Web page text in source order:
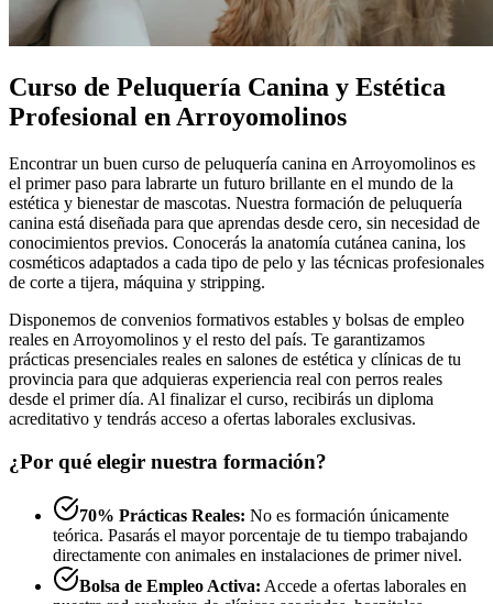
Curso de Peluquería Canina y Estética
Profesional en Arroyomolinos
Encontrar un buen curso de peluquería canina en Arroyomolinos es
el primer paso para labrarte un futuro brillante en el mundo de la
estética y bienestar de mascotas. Nuestra formación de peluquería
canina está diseñada para que aprendas desde cero, sin necesidad de
conocimientos previos. Conocerás la anatomía cutánea canina, los
cosméticos adaptados a cada tipo de pelo y las técnicas profesionales
de corte a tijera, máquina y stripping.
Disponemos de convenios formativos estables y bolsas de empleo
reales en Arroyomolinos y el resto del país. Te garantizamos
prácticas presenciales reales en salones de estética y clínicas de tu
provincia para que adquieras experiencia real con perros reales
desde el primer día. Al finalizar el curso, recibirás un diploma
acreditativo y tendrás acceso a ofertas laborales exclusivas.
¿Por qué elegir nuestra formación?
70% Prácticas Reales: No es formación únicamente
teórica. Pasarás el mayor porcentaje de tu tiempo trabajando
directamente con animales en instalaciones de primer nivel.
Bolsa de Empleo Activa: Accede a ofertas laborales en